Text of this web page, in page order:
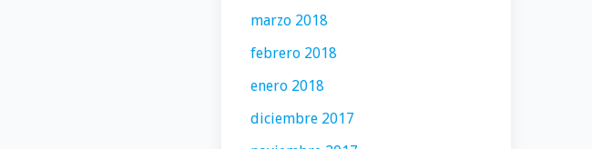
marzo 2018
febrero 2018
enero 2018
diciembre 2017